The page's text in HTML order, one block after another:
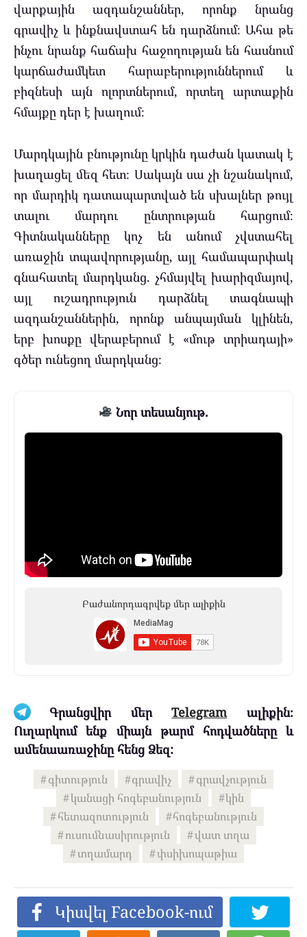
վարքային ազդանշաններ, որոնք նրանց
գրավիչ և ինքնավստահ են դարձնում։ Ահա թե
ինչու նրանք հաճախ հաջողության են հասնում
կարճաժամկետ հարաբերություններում և
բիզնեսի այն ոլորտներում, որտեղ արտաքին
հմայքը դեր է խաղում։
Մարդկային բնությունը կրկին դաժան կատակ է
խաղացել մեզ հետ։ Սակայն սա չի նշանակում,
որ մարդիկ դատապարտված են սխալներ թույլ
տալու մարդու ընտրության հարցում։
Գիտնականները կոչ են անում չվստահել
առաջին տպավորությանը, այլ համապարփակ
գնահատել մարդկանց. չհմայվել խարիզմայով,
այլ ուշադրություն դարձնել տագնապի
ազդանշաններին, որոնք անպայման կլինեն,
երբ խոսքը վերաբերում է «մութ տրիադայի»
գծեր ունեցող մարդկանց։
Նոր տեսանյութ.
Բաժանորդագրվեք մեր ալիքին
Գրանցվիր մերTelegramալիքին։
Ուղարկում ենք միայն թարմ հոդվածները և
ամենաառաջինը հենց Ձեզ:
գիտություն գրավիչ
գրավչություն
կանացի հոգեբանություն
կին
հետազոտություն
հոգեբանություն
ուսումնասիրություն
վատ տղա
տղամարդ
փսիխոպաթիա
Կիսվել Facebook-ում